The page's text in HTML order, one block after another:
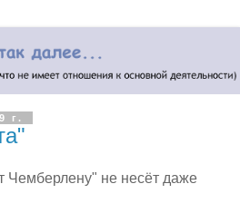
г.
Чемберлену" не несёт даже